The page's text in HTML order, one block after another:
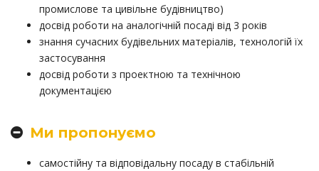
промислове та цивільне будівництво)
досвід роботи на аналогічній посаді від 3 років
знання сучасних будівельних матеріалів, технологій їх
застосування
досвід роботи з проектною та технічною
документацією
Ми пропонуємо
самостійну та відповідальну посаду в стабільній